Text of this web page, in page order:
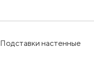
Подставки настенные